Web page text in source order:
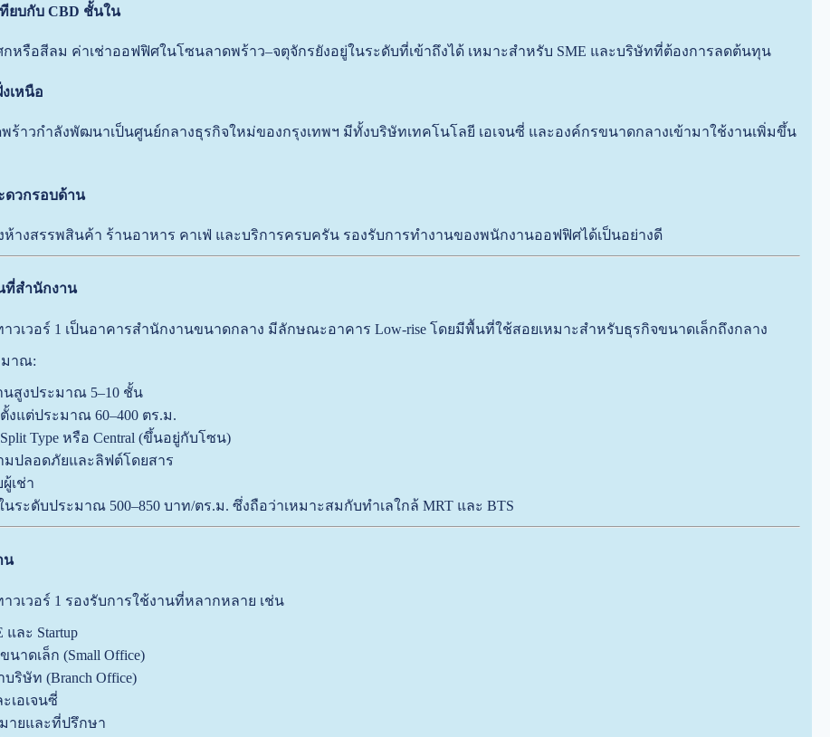
ยบกับ CBD ชั้นใน
กหรือสีลม ค่าเช่าออฟฟิศในโซนลาดพร้าว–จตุจักรยังอยู่ในระดับที่เข้าถึงได้ เหมาะสำหรับ SME และบริษัทที่ต้องการลดต้นทุน
งเหนือ
ร้าวกำลังพัฒนาเป็นศูนย์กลางธุรกิจใหม่ของกรุงเทพฯ มีทั้งบริษัทเทคโนโลยี เอเจนซี่ และองค์กรขนาดกลางเข้ามาใช้งานเพิ่มขึ้น
ดวกรอบด้าน
างสรรพสินค้า ร้านอาหาร คาเฟ่ และบริการครบครัน รองรับการทำงานของพนักงานออฟฟิศได้เป็นอย่างดี
ที่สำนักงาน
วเวอร์ 1 เป็นอาคารสำนักงานขนาดกลาง มีลักษณะอาคาร Low-rise โดยมีพื้นที่ใช้สอยเหมาะสำหรับธุรกิจขนาดเล็กถึงกลาง
มาณ:
นสูงประมาณ 5–10 ชั้น
แต่ประมาณ 60–400 ตร.ม.
Type หรือ Central (ขึ้นอยู่กับโซน)
มปลอดภัยและลิฟต์โดยสาร
เช่า
ระดับประมาณ 500–850 บาท/ตร.ม. ซึ่งถือว่าเหมาะสมกับทำเลใกล้ MRT และ BTS
น
วเวอร์ 1 รองรับการใช้งานที่หลากหลาย เช่น
ละ Startup
าดเล็ก (Small Office)
ริษัท (Branch Office)
เอเจนซี่
ายและที่ปรึกษา